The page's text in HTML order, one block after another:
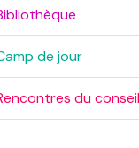
de jour
du conseil